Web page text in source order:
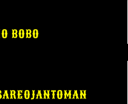
BOBO
JANTOMAN